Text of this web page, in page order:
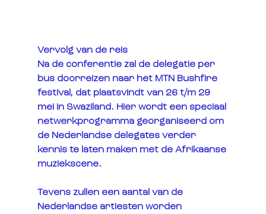
Vervolg van de reis
Na de conferentie zal de delegatie per
bus doorreizen naar het MTN Bushfire
festival, dat plaatsvindt van 26 t/m 29
mei in Swaziland. Hier wordt een speciaal
netwerkprogramma georganiseerd om
de Nederlandse delegates verder
kennis te laten maken met de Afrikaanse
muziekscene.
Tevens zullen een aantal van de
Nederlandse artiesten worden